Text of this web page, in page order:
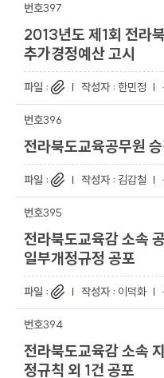
397
2013년도 제1회 전라
추가경정예산 고시
한민정
396
전라북도교육공무원
김갑철
395
전라북도교육감 소속
일부개정규정 공포
이덕화
394
전라북도교육감 소속
정규칙 외 1건 공포